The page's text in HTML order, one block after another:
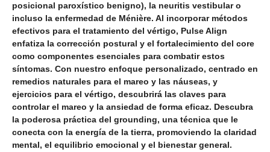
posicional paroxístico benigno), la neuritis vestibular o
incluso la enfermedad de Ménière. Al incorporar métodos
efectivos para el tratamiento del vértigo, Pulse Align
enfatiza la corrección postural y el fortalecimiento del core
como componentes esenciales para combatir estos
síntomas. Con nuestro enfoque personalizado, centrado en
remedios naturales para el mareo y las náuseas, y
ejercicios para el vértigo, descubrirá las claves para
controlar el mareo y la ansiedad de forma eficaz. Descubra
la poderosa práctica del grounding, una técnica que le
conecta con la energía de la tierra, promoviendo la claridad
mental, el equilibrio emocional y el bienestar general.